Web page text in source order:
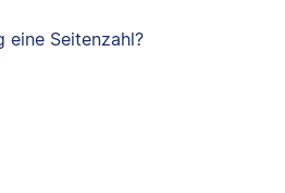
eine Seitenzahl?